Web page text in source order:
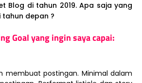
Blog di tahun 2019. Apa saja yang
depan ?
Goal yang ingin saya capai:
membuat postingan. Minimal dalam